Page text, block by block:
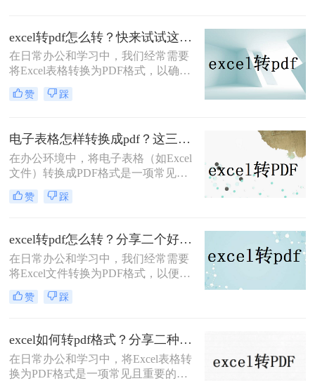
excel转pdf怎么转？快来试试这3种方法！
在日常办公和学习中，我们经常需要
将Excel表格转换为PDF格式，以确保
数据的稳定性和可读性。那么excel转
pdf怎么转呢？本文将介绍三种将
转换。
赞 踩
电子表格怎样转换成pdf？这三种方法尝试一下！
在办公环境中，将电子表格（如Excel
文件）转换成PDF格式是一项常见的
任务。PDF格式具有跨平台、跨设备
查看不变动格式的优势，非常适合用
怎样转换成pdf呢？本文将介绍三种将
电子表格转换成PDF的方法。
赞 踩
excel转pdf怎么转？分享二个好用的转换方法！
在日常办公和学习中，我们经常需要
将Excel文件转换为PDF格式，以便更
好地保存、分享和打印。那么excel转
pdf怎么转呢？本文将介绍两种将
赞 踩
excel如何转pdf格式？分享二种实用又高效的方法!
在日常办公和学习中，将Excel表格转
换为PDF格式是一项常见且重要的操